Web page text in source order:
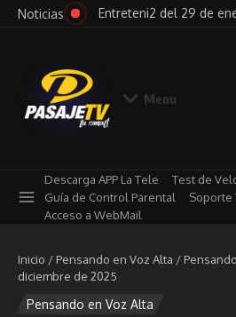
Saltar al contenido
Noticias Entreteni2 del 29 de
Menu
Descarga APP La Tele
Test de
Guía de Control Parental
Soporte
Acceso a WebMail
Inicio / Pensando en Voz Alta /
diciembre de 2025
Pensando en Voz Alta